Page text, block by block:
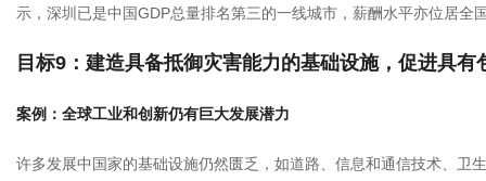
示，深圳已是中国GDP总量排名第三的一线城市，薪酬水平亦位居全
目标9：建造具备抵御灾害能力的基础设施，促进具
案例：全球工业和创新仍有巨大发展潜力
许多发展中国家的基础设施仍然匮乏，如道路、信息和通信技术、卫